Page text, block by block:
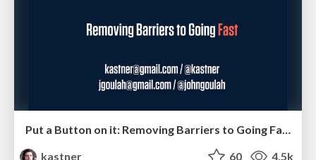
kastner
60 4.5k